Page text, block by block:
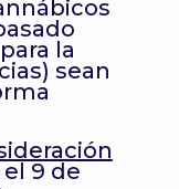
la
sean
9 de